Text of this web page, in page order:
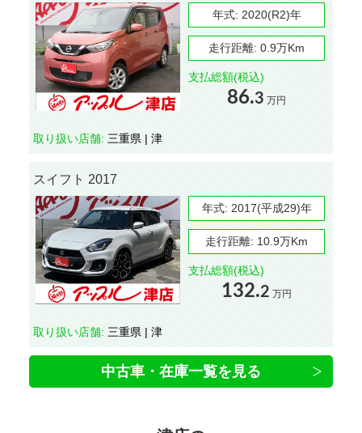
年式: 2020(R2)年
走行距離: 0.9万Km
支払総額(税込)
86.3 万円
取り扱い店舗: 三重県 | 津
スイフト 2017
年式: 2017(平成29)年
走行距離: 10.9万Km
支払総額(税込)
132.2 万円
取り扱い店舗: 三重県 | 津
中古車・在庫一覧を見る